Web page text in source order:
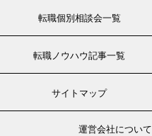
転職個別相談会一覧
転職ノウハウ記事一覧
サイトマップ
運営会社について